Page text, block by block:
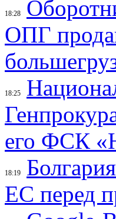
18:28
ОПГ
18:25
его ФСК
18:19
ЕС перед